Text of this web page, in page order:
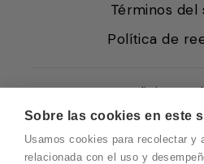
Sobre las cookies en este
Usamos cookies para recolectar y
relacionada con el uso y
Términos del
Política de
Condiciones
Quiénes
Política de